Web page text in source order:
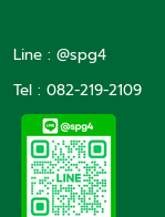
Line : @spg4
Tel : 082-219-2109